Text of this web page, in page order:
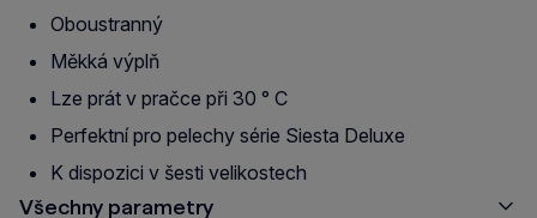
Oboustranný
Měkká výplň
Lze prát v pračce při 30 ° C
Perfektní pro pelechy série Siesta Deluxe
K dispozici v šesti velikostech
Všechny parametry